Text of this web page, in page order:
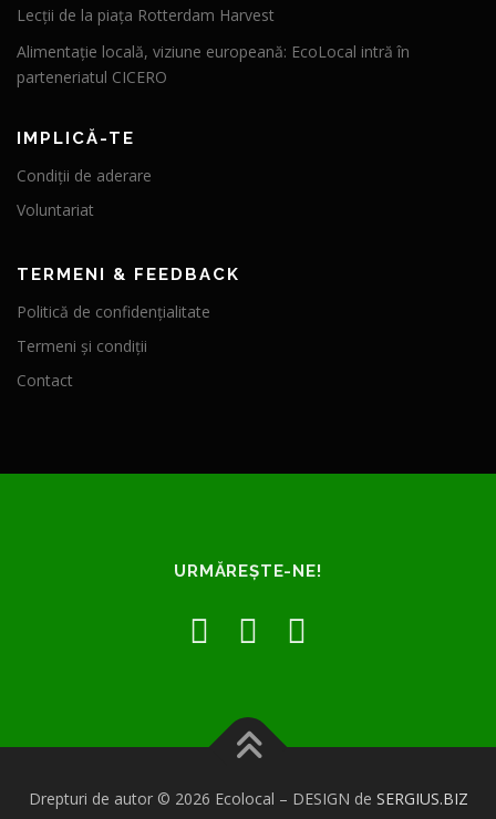
Lecții de la piața Rotterdam Harvest
Alimentație locală, viziune europeană: EcoLocal intră în
parteneriatul CICERO
IMPLICĂ-TE
Condiții de aderare
Voluntariat
TERMENI & FEEDBACK
Politică de confidențialitate
Termeni și condiții
Contact
URMĂREȘTE-NE!
Drepturi de autor © 2026 Ecolocal – DESIGN de SERGIUS.BIZ